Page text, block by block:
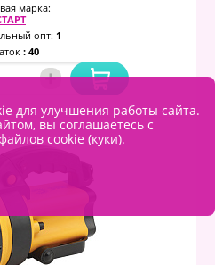
марка:
опт: 1
: 40
+
для улучшения работы сайта.
вы соглашаетесь с
cookie (куки).